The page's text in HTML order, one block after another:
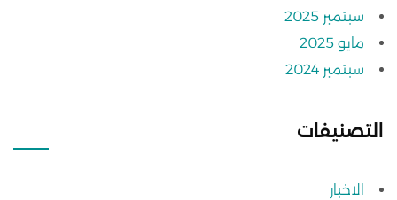
سبتمبر 2025
مايو 2025
سبتمبر 2024
التصنيفات
الاخبار